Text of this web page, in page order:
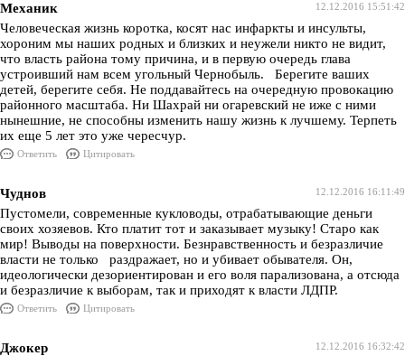
12.12.2016 15:51:42
Механик
Человеческая жизнь коротка, косят нас инфаркты и инсульты,
хороним мы наших родных и близких и неужели никто не видит,
что власть района тому причина, и в первую очередь глава
устроивший нам всем угольный Чернобыль. Берегите ваших
детей, берегите себя. Не поддавайтесь на очередную провокацию
районного масштаба. Ни Шахрай ни огаревский не иже с ними
нынешние, не способны изменить нашу жизнь к лучшему. Терпеть
их еще 5 лет это уже чересчур.
Ответить Цитировать
12.12.2016 16:11:49
Чуднов
Пустомели, современные кукловоды, отрабатывающие деньги
своих хозяевов. Кто платит тот и заказывает музыку! Старо как
мир! Выводы на поверхности. Безнравственность и безразличие
власти не только раздражает, но и убивает обывателя. Он,
идеологически дезориентирован и его воля парализована, а отсюда
и безразличие к выборам, так и приходят к власти ЛДПР.
Ответить Цитировать
12.12.2016 16:32:42
Джокер